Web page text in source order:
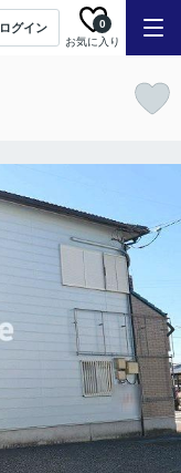
ログイン
お気に入り
0